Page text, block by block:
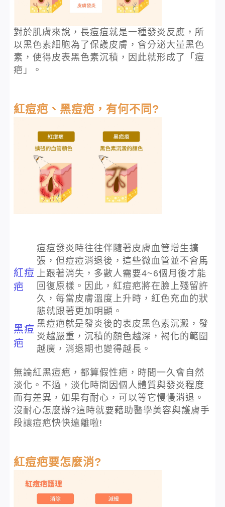
對於肌膚來說，長痘痘就是一種發炎反應，所
以黑色素細胞為了保護皮膚，會分泌大量黑色
素，使得皮表黑色素沉積，因此就形成了「痘
疤」。
紅痘疤、黑痘疤，有何不同?
紅痘
疤
痘痘發炎時往往伴隨著皮膚血管增生擴
張，但痘痘消退後，這些微血管並不會馬
上跟著消失，多數人需要4~6個月後才能
回復原樣。因此，紅痘疤將在臉上殘留許
久，每當皮膚溫度上升時，紅色充血的狀
態就跟著更加明顯。
黑痘
疤
黑痘疤就是發炎後的表皮黑色素沉澱，發
炎越嚴重，沉積的顏色越深，褐化的範圍
越廣，消退期也變得越長。
無論紅黑痘疤，都算假性疤，時間一久會自然
淡化。不過，淡化時間因個人體質與發炎程度
而有差異，如果有耐心，可以等它慢慢消退。
沒耐心怎麼辦?這時就要藉助醫學美容與護膚手
段讓痘疤快快遠離啦!
紅痘疤要怎麼消?